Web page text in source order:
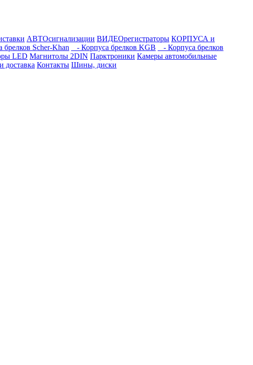
АВТОсигнализации ВИДЕОрегистраторы КОРПУСА и
брелков Scher-Khan - Корпуса брелков KGB
- Корпуса брелков
LED Магнитолы 2DIN Парктроники Камеры автомобильные
доставка Контакты Шины, диски